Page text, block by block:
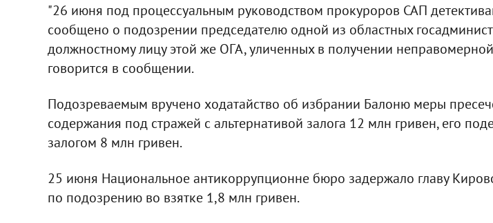
"26 июня под процессуальным руководством прокуроров САП
сообщено о подозрении председателю одной из областных
должностному лицу этой же ОГА, уличенных в получении
говорится в сообщении.
Подозреваемым вручено ходатайство об избрании Балоню меры
содержания под стражей с альтернативой залога 12 млн гривен, его
залогом 8 млн гривен.
25 июня Национальное антикоррупционне бюро задержало главу
по подозрению во взятке 1,8 млн гривен.